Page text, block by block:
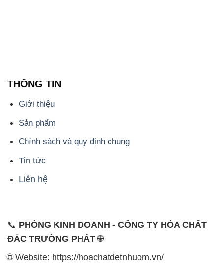
THÔNG TIN
Giới thiệu
Sản phẩm
Chính sách và quy định chung
Tin tức
Liên hệ
📞 PHÒNG KINH DOANH - CÔNG TY HÓA CHẤT
ĐẮC TRƯỜNG PHÁT🌐
🌐 Website: https://hoachatdetnhuom.vn/